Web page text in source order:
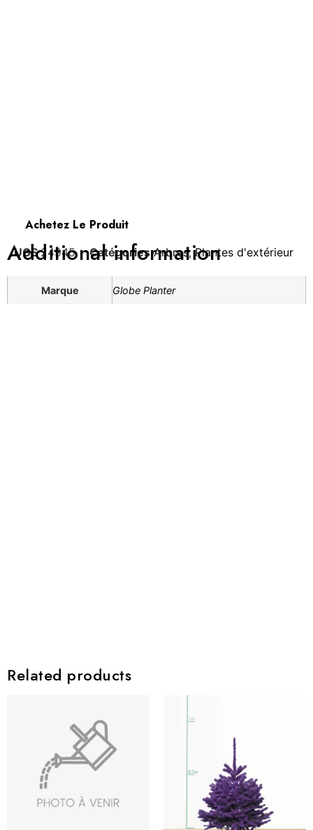
Achetez Le Produit
UGS24945 Catégories Arbres,Plantes d'extérieur
Additional information
Marque Globe Planter
Related products